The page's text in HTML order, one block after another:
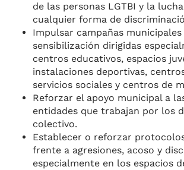
de las personas LGTBI y la
cualquier forma de
Impulsar campañas municipales
sensibilización dirigidas
centros educativos, espacios
instalaciones deportivas,
servicios sociales y centros de
Reforzar el apoyo municipal a
entidades que trabajan por los
colectivo.
Establecer o reforzar
frente a agresiones, acoso y
especialmente en los espacios